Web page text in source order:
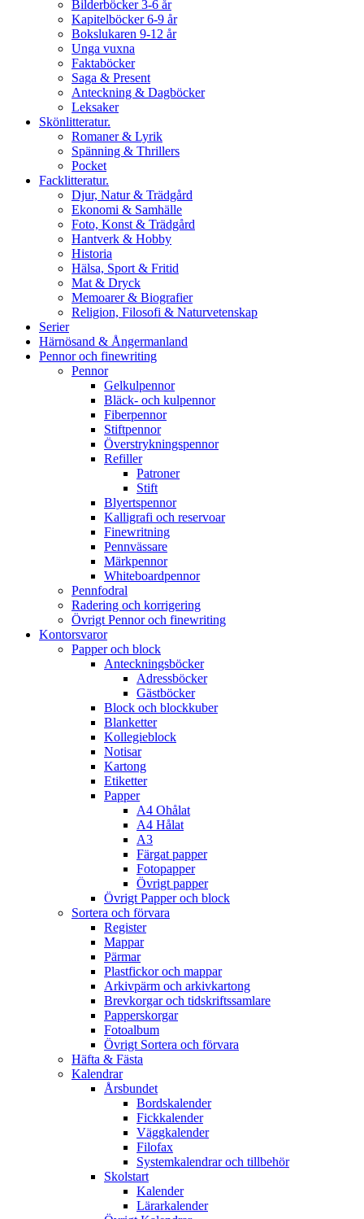
Bilderböcker 3-6 år
Kapitelböcker 6-9 år
Bokslukaren 9-12 år
Unga vuxna
Faktaböcker
Saga & Present
Anteckning & Dagböcker
Leksaker
Skönlitteratur.
Romaner & Lyrik
Spänning & Thrillers
Pocket
Facklitteratur.
Djur, Natur & Trädgård
Ekonomi & Samhälle
Foto, Konst & Trädgård
Hantverk & Hobby
Historia
Hälsa, Sport & Fritid
Mat & Dryck
Memoarer & Biografier
Religion, Filosofi & Naturvetenskap
Serier
Härnösand & Ångermanland
Pennor och finewriting
Pennor
Gelkulpennor
Bläck- och kulpennor
Fiberpennor
Stiftpennor
Överstrykningspennor
Refiller
Patroner
Stift
Blyertspennor
Kalligrafi och reservoar
Finewritning
Pennvässare
Märkpennor
Whiteboardpennor
Pennfodral
Radering och korrigering
Övrigt Pennor och finewriting
Kontorsvaror
Papper och block
Anteckningsböcker
Adressböcker
Gästböcker
Block och blockkuber
Blanketter
Kollegieblock
Notisar
Kartong
Etiketter
Papper
A4 Ohålat
A4 Hålat
A3
Färgat papper
Fotopapper
Övrigt papper
Övrigt Papper och block
Sortera och förvara
Register
Mappar
Pärmar
Plastfickor och mappar
Arkivpärm och arkivkartong
Brevkorgar och tidskriftssamlare
Papperskorgar
Fotoalbum
Övrigt Sortera och förvara
Häfta & Fästa
Kalendrar
Årsbundet
Bordskalender
Fickkalender
Väggkalender
Filofax
Systemkalendrar och tillbehör
Skolstart
Kalender
Lärarkalender